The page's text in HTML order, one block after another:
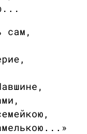
сам,